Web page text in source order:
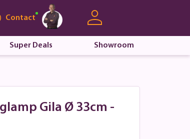
Contact
Super Deals Showroom
Gila Ø 33cm -